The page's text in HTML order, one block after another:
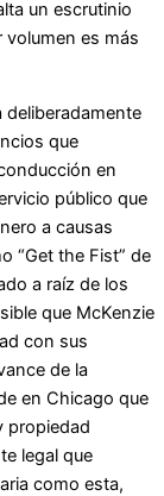
un escrutinio
es más
deliberadamente
que
en
público que
a causas
“Get the Fist” de
a raíz de los
que McKenzie
con sus
de la
en Chicago que
propiedad
legal que
como esta,